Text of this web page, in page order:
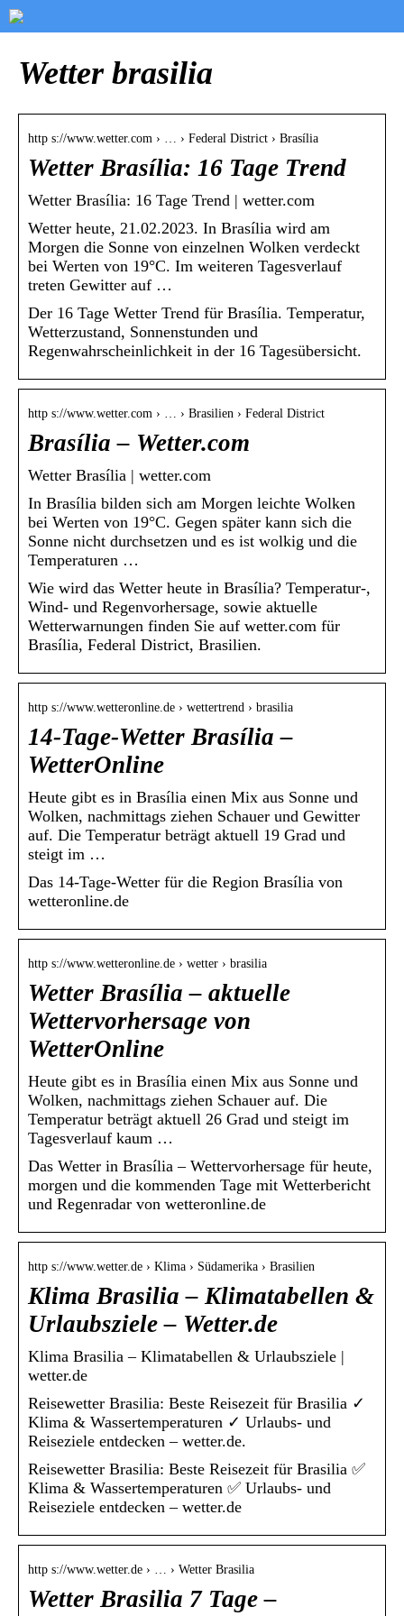
Wetter brasilia
http s://www.wetter.com › … › Federal District › Brasília
Wetter Brasília: 16 Tage Trend
Wetter Brasília: 16 Tage Trend | wetter.com
Wetter heute, 21.02.2023. In Brasília wird am
Morgen die Sonne von einzelnen Wolken verdeckt
bei Werten von 19°C. Im weiteren Tagesverlauf
treten Gewitter auf …
Der 16 Tage Wetter Trend für Brasília. Temperatur,
Wetterzustand, Sonnenstunden und
Regenwahrscheinlichkeit in der 16 Tagesübersicht.
http s://www.wetter.com › … › Brasilien › Federal District
Brasília – Wetter.com
Wetter Brasília | wetter.com
In Brasília bilden sich am Morgen leichte Wolken
bei Werten von 19°C. Gegen später kann sich die
Sonne nicht durchsetzen und es ist wolkig und die
Temperaturen …
Wie wird das Wetter heute in Brasília? Temperatur-,
Wind- und Regenvorhersage, sowie aktuelle
Wetterwarnungen finden Sie auf wetter.com für
Brasília, Federal District, Brasilien.
http s://www.wetteronline.de › wettertrend › brasilia
14-Tage-Wetter Brasília –
WetterOnline
Heute gibt es in Brasília einen Mix aus Sonne und
Wolken, nachmittags ziehen Schauer und Gewitter
auf. Die Temperatur beträgt aktuell 19 Grad und
steigt im …
Das 14-Tage-Wetter für die Region Brasília von
wetteronline.de
http s://www.wetteronline.de › wetter › brasilia
Wetter Brasília – aktuelle
Wettervorhersage von
WetterOnline
Heute gibt es in Brasília einen Mix aus Sonne und
Wolken, nachmittags ziehen Schauer auf. Die
Temperatur beträgt aktuell 26 Grad und steigt im
Tagesverlauf kaum …
Das Wetter in Brasília – Wettervorhersage für heute,
morgen und die kommenden Tage mit Wetterbericht
und Regenradar von wetteronline.de
http s://www.wetter.de › Klima › Südamerika › Brasilien
Klima Brasilia – Klimatabellen &
Urlaubsziele – Wetter.de
Klima Brasilia – Klimatabellen & Urlaubsziele |
wetter.de
Reisewetter Brasilia: Beste Reisezeit für Brasilia ✓
Klima & Wassertemperaturen ✓ Urlaubs- und
Reiseziele entdecken – wetter.de.
Reisewetter Brasilia: Beste Reisezeit für Brasilia ✅
Klima & Wassertemperaturen ✅ Urlaubs- und
Reiseziele entdecken – wetter.de
http s://www.wetter.de › … › Wetter Brasilia
Wetter Brasilia 7 Tage –